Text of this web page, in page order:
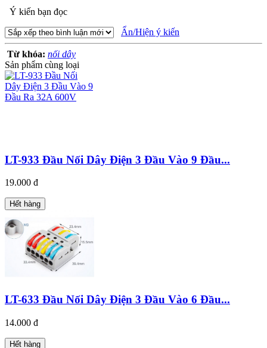
Ý kiến bạn đọc
Ẩn/Hiện ý kiến
Từ khóa: nối dây
Sản phẩm cùng loại
LT-933 Đầu Nối Dây Điện 3 Đầu Vào 9 Đầu...
19.000 đ
Hết hàng
LT-633 Đầu Nối Dây Điện 3 Đầu Vào 6 Đầu...
14.000 đ
Hết hàng